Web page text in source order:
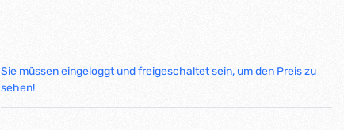
Sie müssen eingeloggt und freigeschaltet sein, um den Preis zu
sehen!